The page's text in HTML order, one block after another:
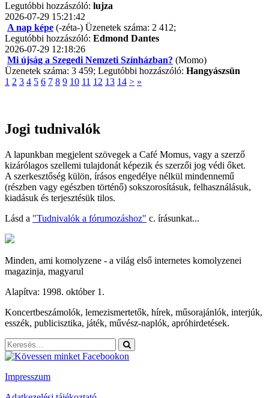
Legutóbbi hozzászóló: lujza
2026-07-29 15:21:42
A nap képe (-zéta-) Üzenetek száma: 2 412;
Legutóbbi hozzászóló: Edmond Dantes
2026-07-29 12:18:26
Mi újság a Szegedi Nemzeti Színházban? (Momo)
Üzenetek száma: 3 459; Legutóbbi hozzászóló: Hangyászsün
1 2 3 4 5 6 7 8 9 10 11 12 13 14 > »
Jogi tudnivalók
A lapunkban megjelent szövegek a Café Momus, vagy a szerző
kizárólagos szellemi tulajdonát képezik és szerzői jog védi őket.
A szerkesztőség külön, írásos engedélye nélkül mindennemű
(részben vagy egészben történő) sokszorosításuk, felhasználásuk,
kiadásuk és terjesztésük tilos.
Lásd a "Tudnivalók a fórumozáshoz" c. írásunkat...
Minden, ami komolyzene - a világ első internetes komolyzenei
magazinja, magyarul
Alapítva: 1998. október 1.
Koncertbeszámolók, lemezismertetők, hírek, műsorajánlók, interjúk,
esszék, publicisztika, játék, művész-naplók, apróhirdetések.
Impresszum